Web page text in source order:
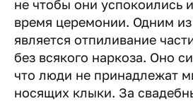
не чтобы они успокоились
время церемонии. Одним из
является отпиливание
без всякого наркоза. Оно
что люди не принадлежат
носящих клыки. За